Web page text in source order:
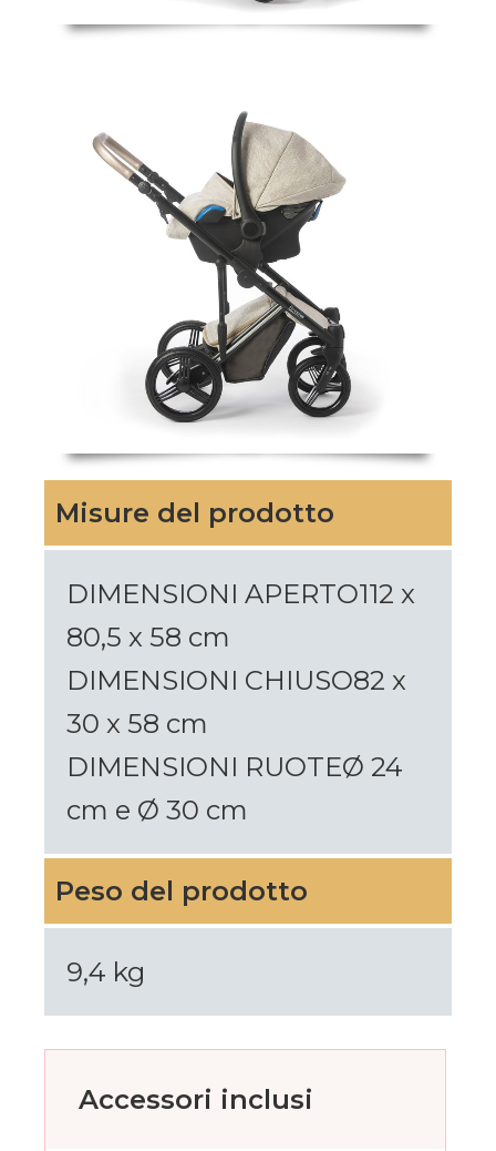
Misure del prodotto
DIMENSIONI APERTO112 x
80,5 x 58 cm
DIMENSIONI CHIUSO82 x
30 x 58 cm
DIMENSIONI RUOTEØ 24
cm e Ø 30 cm
Peso del prodotto
9,4 kg
Accessori inclusi